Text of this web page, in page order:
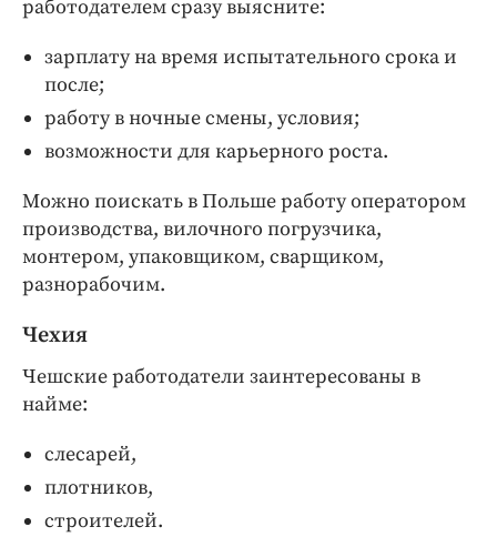
работодателем сразу выясните:
зарплату на время испытательного срока и
после;
работу в ночные смены, условия;
возможности для карьерного роста.
Можно поискать в Польше работу оператором
производства, вилочного погрузчика,
монтером, упаковщиком, сварщиком,
разнорабочим.
Чехия
Чешские работодатели заинтересованы в
найме:
слесарей,
плотников,
строителей.